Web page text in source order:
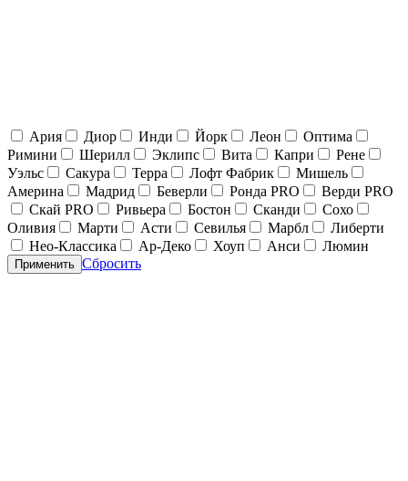
Ария Диор Инди Йорк Леон
Оптима
Римини
Шерилл Эклипс Вита Капри
Рене
Уэльс
Сакура Терра Лофт Фабрик
Мишель
Америна
Мадрид Беверли Ронда PRO
Верди PRO
Скай PRO
Ривьера Бостон Сканди
Сохо
Оливия
Марти Асти Севилья Марбл
Либерти
Нео-Классика
Ар-Деко Хоуп Анси Люмин
Применить Сбросить